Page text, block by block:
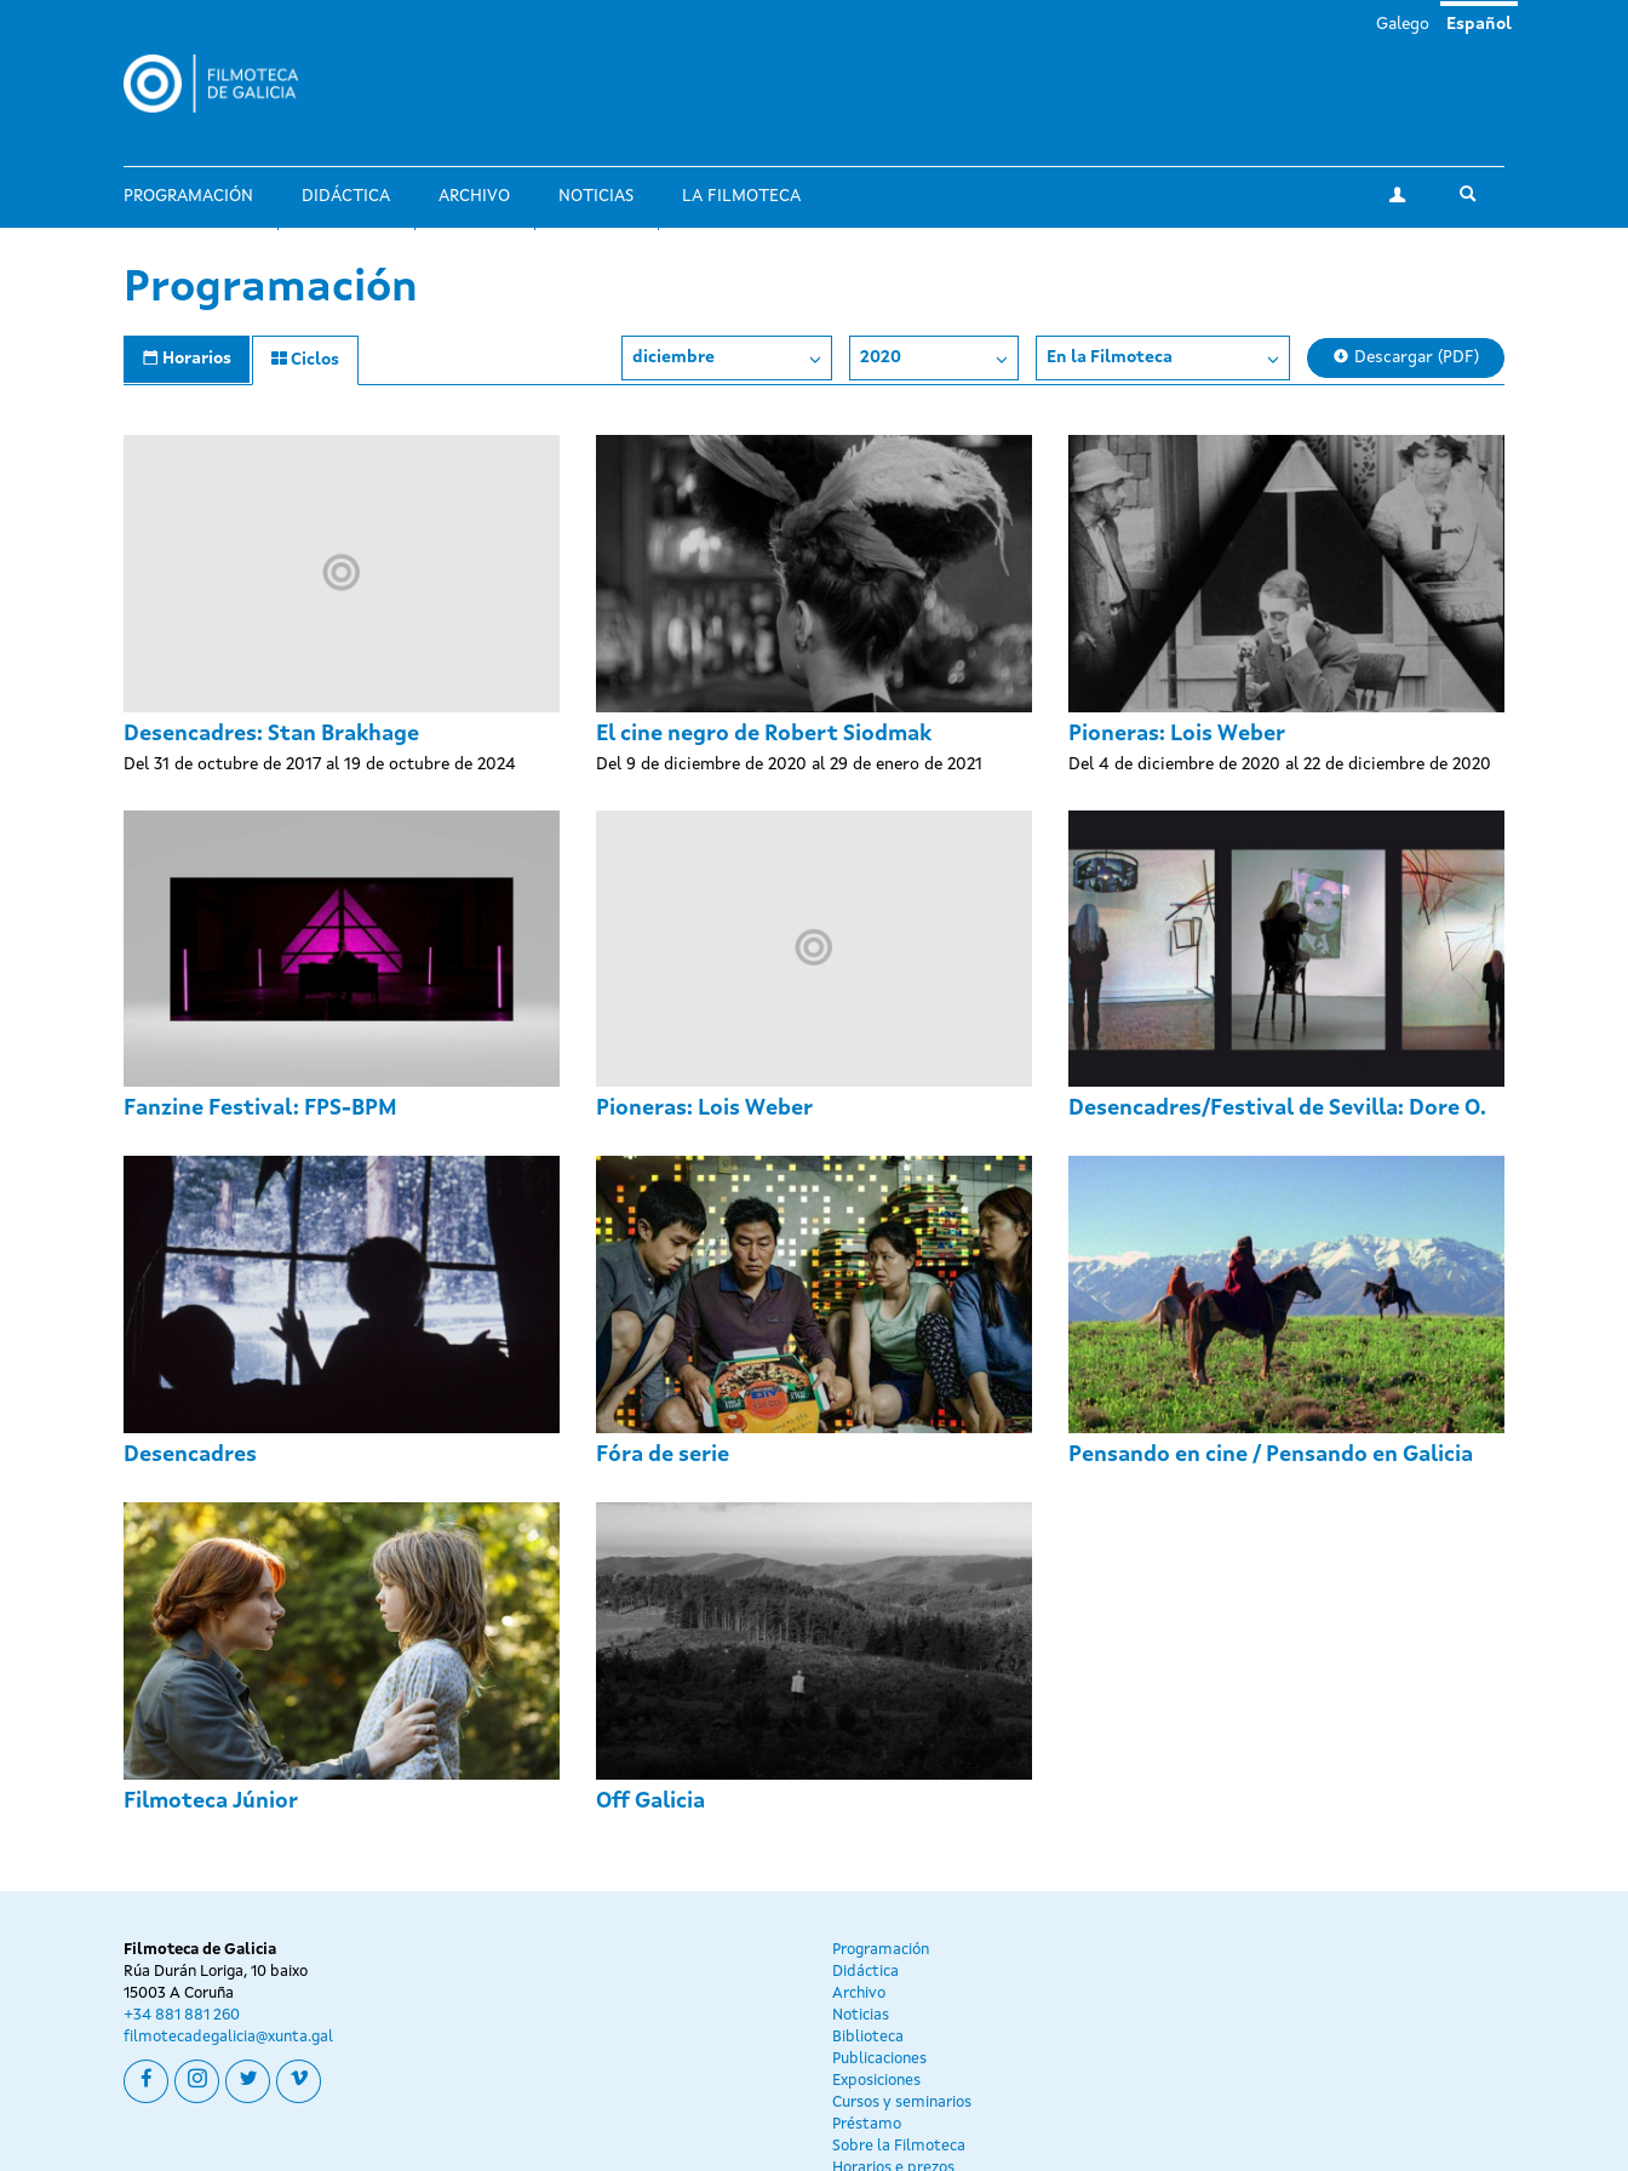
PROGRAMACIÓN DIDÁCTICA ARCHIVO NOTICIAS LA FILMOTECA Mi cuenta
Galego Español
Programación
Horarios Ciclos diciembre 2020 En la Filmoteca Descargar (PDF)
Desencadres: Stan Brakhage
Del 31 de octubre de 2017 al 19 de octubre de 2024
El cine negro de Robert Siodmak
Del 9 de diciembre de 2020 al 29 de enero de 2021
Pioneras: Lois Weber
Del 4 de diciembre de 2020 al 22 de diciembre de 2020
Fanzine Festival: FPS-BPM Pioneras: Lois Weber Desencadres/Festival de Sevilla: Dore O.
Desencadres Fóra de serie Pensando en cine / Pensando en Galicia
Filmoteca Júnior Off Galicia
Filmoteca de Galicia
Rúa Durán Loriga, 10 baixo
15003 A Coruña
+34 881 881 260
filmotecadegalicia@xunta.gal
facebookinstagram
twittervimeo
Programación
Didáctica
Archivo
Noticias
Biblioteca
Publicaciones
Exposiciones
Cursos y seminarios
Préstamo
Sobre la Filmoteca